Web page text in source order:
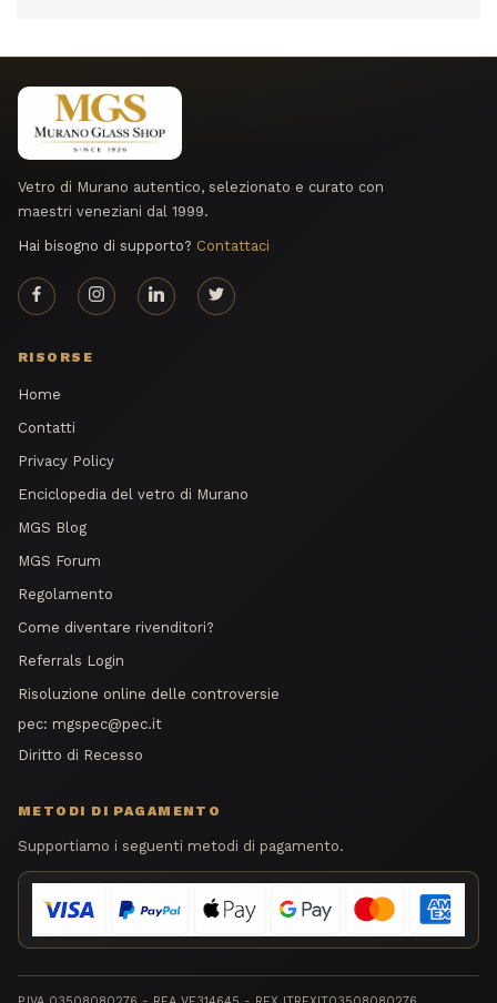
Vetro di Murano autentico, selezionato e curato con
maestri veneziani dal 1999.
Hai bisogno di supporto? Contattaci
RISORSE
Home
Contatti
Privacy Policy
Enciclopedia del vetro di Murano
MGS Blog
MGS Forum
Regolamento
Come diventare rivenditori?
Referrals Login
Risoluzione online delle controversie
pec: mgspec@pec.it
Diritto di Recesso
METODI DI PAGAMENTO
Supportiamo i seguenti metodi di pagamento.